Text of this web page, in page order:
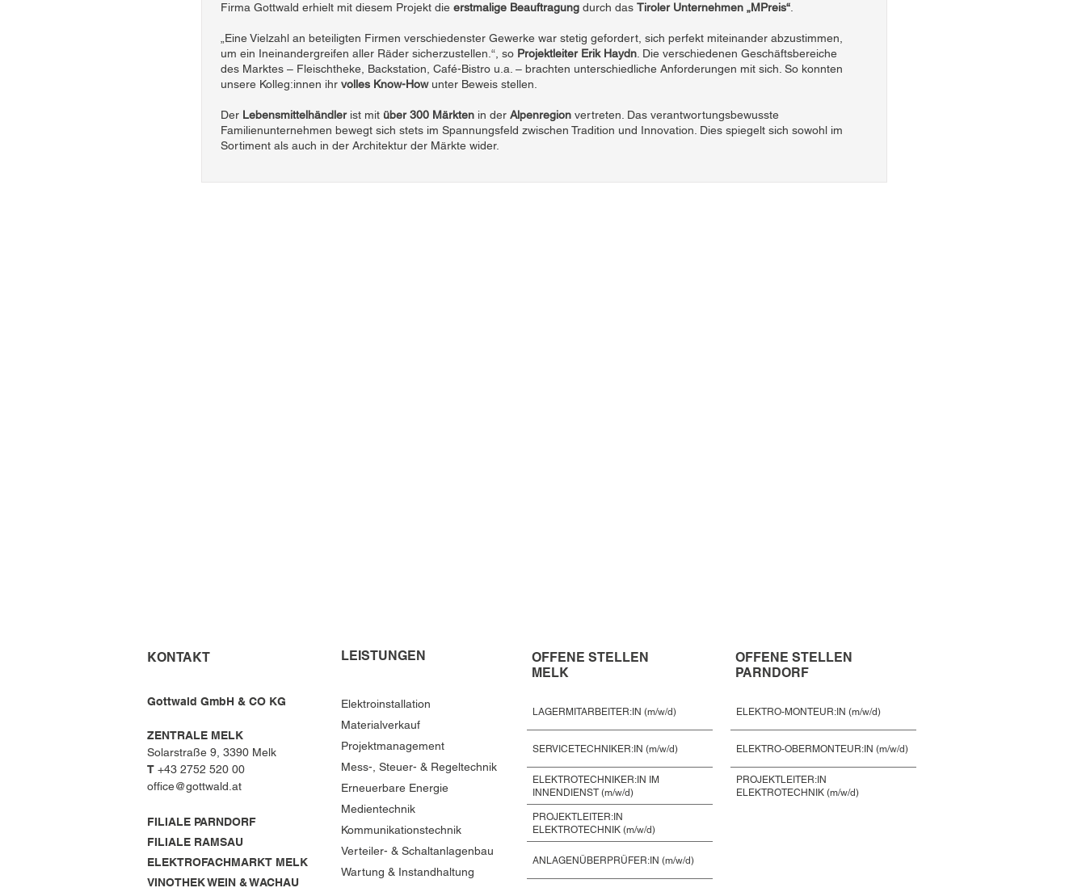
Firma Gottwald erhielt mit diesem Projekt die erstmalige Beauftragungdurch das Tiroler Unternehmen „MPreis“.
„Eine Vielzahl an beteiligten Firmen verschiedenster Gewerke war stetig gefordert, sich perfekt miteinander abzustimmen,
um ein Ineinandergreifen aller Räder sicherzustellen.“, so Projektleiter Erik Haydn. Die verschiedenen Geschäftsbereiche
des Marktes – Fleischtheke, Backstation, Café-Bistro u.a. – brachten unterschiedliche Anforderungen mit sich. So konnten
unsere Kolleg:innen ihr volles Know-Howunter Beweis stellen.
Der Lebensmittelhändler ist mit über 300 Märktenin der Alpenregion vertreten. Das verantwortungsbewusste
Familienunternehmen bewegt sich stets im Spannungsfeld zwischen Tradition und Innovation. Dies spiegelt sich sowohl im
Sortiment als auch in der Architektur der Märkte wider.
KONTAKT LEISTUNGEN
OFFENE STELLEN
MELK
OFFENE STELLEN
PARNDORF
Gottwald GmbH & CO KG
ZENTRALE MELK
Solarstraße 9, 3390 Melk
T +43 2752 520 00
office@gottwald.at
FILIALE PARNDORF
FILIALE RAMSAU
ELEKTROFACHMARKT MELK
VINOTHEK WEIN & WACHAU
Elektroinstallation
Materialverkauf
Projektmanagement
Mess-, Steuer- & Regeltechnik
Erneuerbare Energie
Medientechnik
Kommunikationstechnik
Verteiler- & Schaltanlagenbau
Wartung & Instandhaltung
LAGERMITARBEITER:IN (m/w/d)
SERVICETECHNIKER:IN (m/w/d)
ELEKTROTECHNIKER:IN IM
INNENDIENST (m/w/d)
PROJEKTLEITER:IN
ELEKTROTECHNIK (m/w/d)
ANLAGENÜBERPRÜFER:IN (m/w/d)
ELEKTRO-MONTEUR:IN (m/w/d)
ELEKTRO-OBERMONTEUR:IN (m/w/d)
PROJEKTLEITER:IN
ELEKTROTECHNIK (m/w/d)